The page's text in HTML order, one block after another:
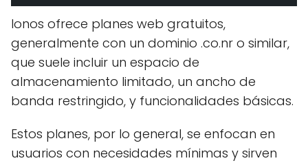
Ionos ofrece planes web gratuitos,
generalmente con un dominio .co.nr o similar,
que suele incluir un espacio de
almacenamiento limitado, un ancho de
banda restringido, y funcionalidades básicas.
Estos planes, por lo general, se enfocan en
usuarios con necesidades mínimas y sirven